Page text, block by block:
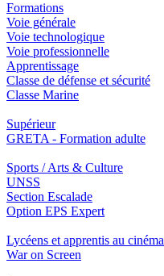
Formations
Voie générale
Voie technologique
Voie professionnelle
Apprentissage
Classe de défense et sécurité
Classe Marine
Supérieur
GRETA - Formation adulte
Sports / Arts & Culture
UNSS
Section Escalade
Option EPS Expert
Lycéens et apprentis au cinéma
War on Screen